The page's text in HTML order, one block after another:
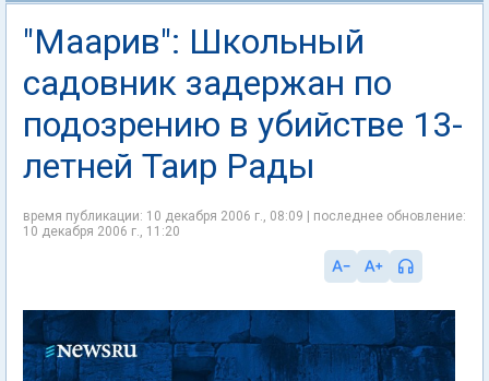
"Маарив": Школьный
садовник задержан по
подозрению в убийстве 13-
летней Таир Рады
время публикации: 10 декабря 2006 г., 08:09 | последнее обновление:
10 декабря 2006 г., 11:20